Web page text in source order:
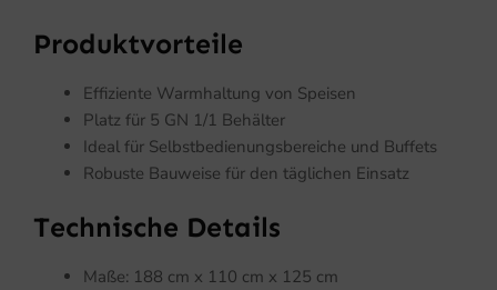
Produktvorteile
Effiziente Warmhaltung von Speisen
Platz für 5 GN 1/1 Behälter
Ideal für Selbstbedienungsbereiche und Buffets
Robuste Bauweise für den täglichen Einsatz
Technische Details
Maße: 188 cm x 110 cm x 125 cm